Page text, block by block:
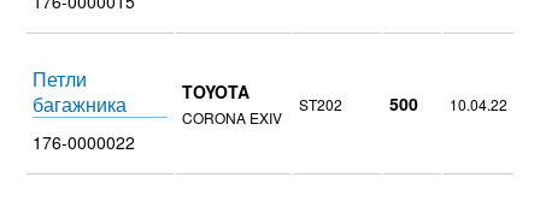
Петли
багажника
176-0000022
TOYOTA
CORONA EXIV
ST202 500 10.04.22